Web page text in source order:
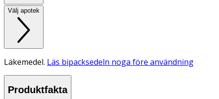
Välj apotek
Läkemedel. Läs bipacksedeln noga före användning
Produktfakta